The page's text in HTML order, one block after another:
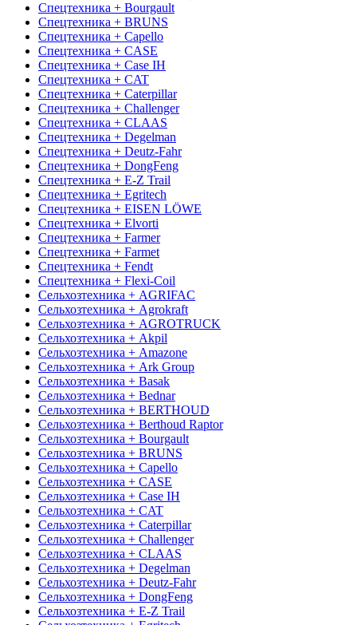
Спецтехника + Bourgault
Спецтехника + BRUNS
Спецтехника + Capello
Спецтехника + CASE
Спецтехника + Case IH
Спецтехника + CAT
Спецтехника + Caterpillar
Спецтехника + Challenger
Спецтехника + CLAAS
Спецтехника + Degelman
Спецтехника + Deutz-Fahr
Спецтехника + DongFeng
Спецтехника + E-Z Trail
Спецтехника + Egritech
Спецтехника + EISEN LÖWE
Спецтехника + Elvorti
Спецтехника + Farmer
Спецтехника + Farmet
Спецтехника + Fendt
Спецтехника + Flexi-Coil
Сельхозтехника + AGRIFAC
Сельхозтехника + Agrokraft
Сельхозтехника + AGROTRUCK
Сельхозтехника + Akpil
Сельхозтехника + Amazone
Сельхозтехника + Ark Group
Сельхозтехника + Basak
Сельхозтехника + Bednar
Сельхозтехника + BERTHOUD
Сельхозтехника + Berthoud Raptor
Сельхозтехника + Bourgault
Сельхозтехника + BRUNS
Сельхозтехника + Capello
Сельхозтехника + CASE
Сельхозтехника + Case IH
Сельхозтехника + CAT
Сельхозтехника + Caterpillar
Сельхозтехника + Challenger
Сельхозтехника + CLAAS
Сельхозтехника + Degelman
Сельхозтехника + Deutz-Fahr
Сельхозтехника + DongFeng
Сельхозтехника + E-Z Trail